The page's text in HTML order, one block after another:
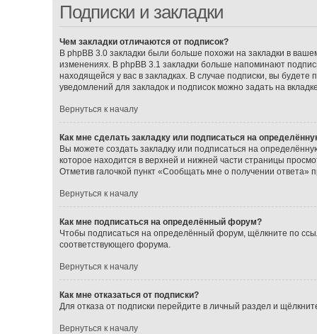
Подписки и закладки
Чем закладки отличаются от подписок?
В phpBB 3.0 закладки были больше похожи на закладки в
изменениях. В phpBB 3.1 закладки больше напоминают
находящейся у вас в закладках. В случае подписки, вы
уведомлений для закладок и подписок можно задать на
Вернуться к началу
Как мне сделать закладку или подписаться на
Вы можете создать закладку или подписаться на
которое находится в верхней и нижней части страницы
Отметив галочкой пункт «Сообщать мне о получении
Вернуться к началу
Как мне подписаться на определённый форум?
Чтобы подписаться на определённый форум, щёлкните по
соответствующего форума.
Вернуться к началу
Как мне отказаться от подписки?
Для отказа от подписки перейдите в личный раздел и
Вернуться к началу